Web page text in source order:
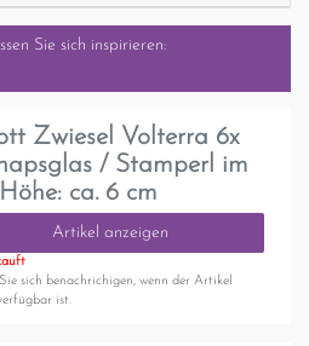
Sie sich inspirieren:
Zwiesel Volterra 6x
/ Stamperl im
ca. 6 cm
Artikel anzeigen
sich benachrichigen, wenn der Artikel
ist.